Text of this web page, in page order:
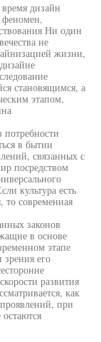
дизайн
феномен,
Ни один
не
жизни,
становящимся, а
этапом,
потребности
в бытии
связанных с
посредством
культура есть
то современная
законов
в основе
этапе
зрения его
развития
как
при